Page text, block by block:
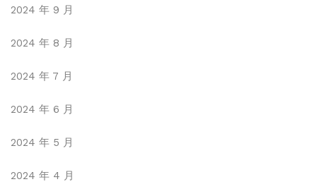
2024 年 9 月
2024 年 8 月
2024 年 7 月
2024 年 6 月
2024 年 5 月
2024 年 4 月